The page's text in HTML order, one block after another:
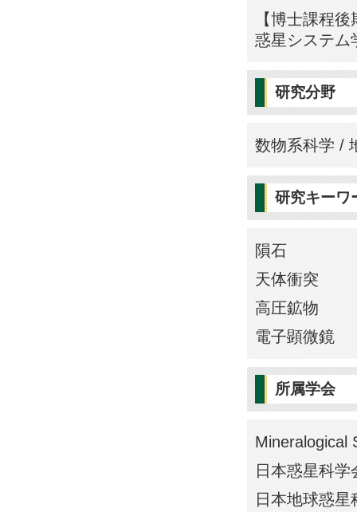
【博士課程
惑星システム
研究分野
数物系科学 /
研究キーワ
隕石
天体衝突
高圧鉱物
電子顕微鏡
所属学会
Mineralogical
日本惑星科学
日本地球惑星